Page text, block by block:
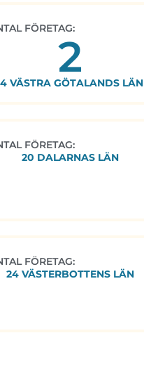
FÖRETAG:
2
VÄSTRA GÖTALANDS LÄN
FÖRETAG:
20 DALARNAS LÄN
FÖRETAG:
24 VÄSTERBOTTENS LÄN